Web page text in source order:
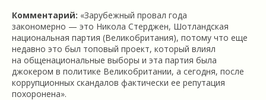
Комментарий: «Зарубежный провал года
закономерно — это Никола Стерджен, Шотландская
национальная партия (Великобритания), потому что еще
недавно это был топовый проект, который влиял
на общенациональные выборы и эта партия была
джокером в политике Великобритании, а сегодня, после
коррупционных скандалов фактически ее репутация
похоронена».